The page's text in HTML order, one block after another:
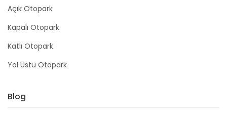
Açık Otopark
Kapalı Otopark
Katlı Otopark
Yol Üstü Otopark
Blog